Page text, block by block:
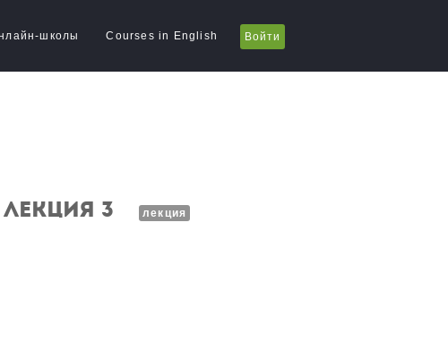
школы Courses in English Войти
3 лекция